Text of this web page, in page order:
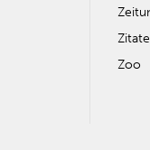
Zitate
Zoo